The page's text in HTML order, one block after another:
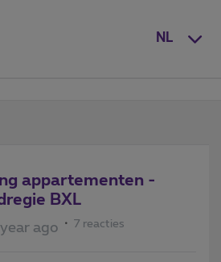
NL
appartementen -
BXL
ago 7 reacties